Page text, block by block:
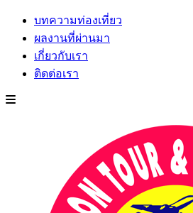
บทความท่องเที่ยว
ผลงานที่ผ่านมา
เกี่ยวกับเรา
ติดต่อเรา